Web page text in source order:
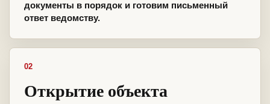
документы в порядок и готовим письменный
ответ ведомству.
02
Открытие объекта